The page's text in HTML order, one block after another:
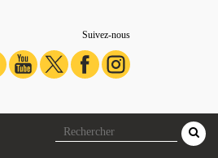
Suivez-nous